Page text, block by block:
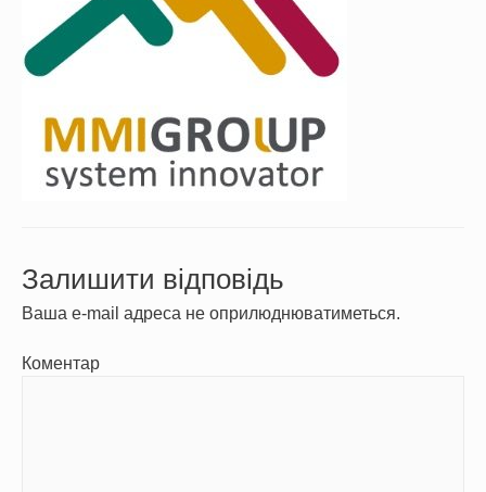
Залишити відповідь
Ваша e-mail адреса не оприлюднюватиметься.
Коментар